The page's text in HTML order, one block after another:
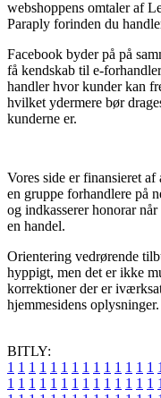
webshoppens omtaler af
Paraply forinden du
Facebook byder på på
få kendskab til e-
handler hvor kunder kan
hvilket ydermere bør
kunderne er.
Vores side er finansieret
en gruppe forhandlere på
og indkasserer honorar
en handel.
Orientering vedrørende
hyppigt, men det er ikke
korrektioner der er
hjemmesidens oplysninger.
BITLY:
1 1 1 1 1 1 1 1 1 1 1 1 1 1 1
1 1 1 1 1 1 1 1 1 1 1 1 1 1 1